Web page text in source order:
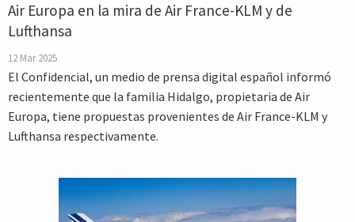
Air Europa en la mira de Air France-KLM y de
Lufthansa
12 Mar 2025
El Confidencial, un medio de prensa digital español informó
recientemente que la familia Hidalgo, propietaria de Air
Europa, tiene propuestas provenientes de Air France-KLM y
Lufthansa respectivamente.